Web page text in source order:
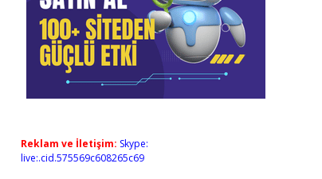
Reklam ve İletişim: Skype:
live:.cid.575569c608265c69